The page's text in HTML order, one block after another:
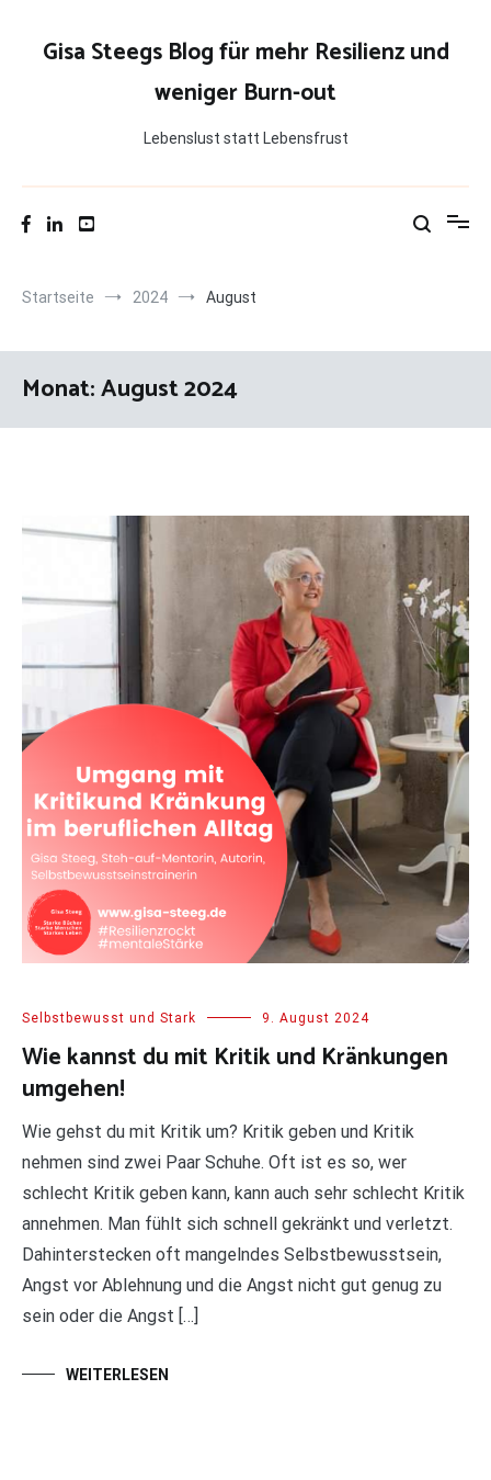
springenGisa Steegs Blog für mehr Resilienz und
weniger Burn-out
Lebenslust statt Lebensfrust
Startseite 2024 August
Monat:August 2024
Selbstbewusst und Stark 9. August 2024
Wie kannst du mit Kritik und Kränkungen
umgehen!
Wie gehst du mit Kritik um? Kritik geben und Kritik
nehmen sind zwei Paar Schuhe. Oft ist es so, wer
schlecht Kritik geben kann, kann auch sehr schlecht Kritik
annehmen. Man fühlt sich schnell gekränkt und verletzt.
Dahinterstecken oft mangelndes Selbstbewusstsein,
Angst vor Ablehnung und die Angst nicht gut genug zu
sein oder die Angst […]
WEITERLESEN